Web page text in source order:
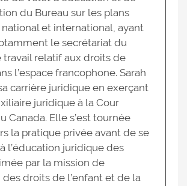
du Bureau sur les plans
et international, ayant
le secrétariat du
travail relatif aux droits de
l’espace francophone. Sarah
carrière juridique en exerçant
juridique à la Cour
Canada. Elle s’est tournée
la pratique privée avant de se
l’éducation juridique des
par la mission de
droits de l’enfant et de la